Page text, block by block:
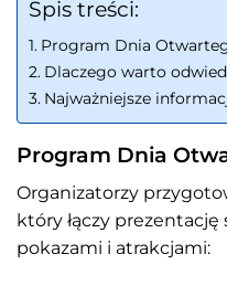
Spis treści:
Program Dnia
Dlaczego warto
Najważniejsze
Program Dnia
Organizatorzy
który łączy prezentację
pokazami i atrakcjami: